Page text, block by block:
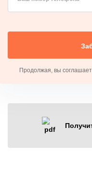
Продолжая, вы